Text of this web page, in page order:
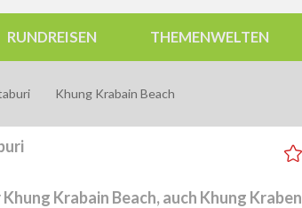
RUNDREISEN THEMENWELTEN
Khung Krabain Beach
Krabain Beach, auch Khung Kraben